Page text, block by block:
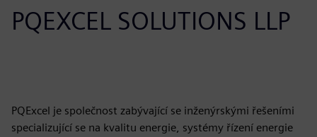
PQEXCEL SOLUTIONS LLP
PQExcel je společnost zabývající se inženýrskými řešeními
specializující se na kvalitu energie, systémy řízení energie